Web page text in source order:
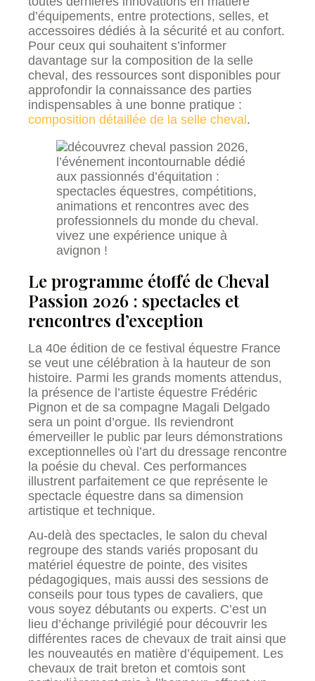
d’équipements, entre protections, selles, et
accessoires dédiés à la sécurité et au confort.
Pour ceux qui souhaitent s’informer
davantage sur la composition de la selle
cheval, des ressources sont disponibles pour
approfondir la connaissance des parties
indispensables à une bonne pratique :
composition détaillée de la selle cheval.
Le programme étoffé de Cheval
Passion 2026 : spectacles et
rencontres d’exception
La 40e édition de ce festival équestre France
se veut une célébration à la hauteur de son
histoire. Parmi les grands moments attendus,
la présence de l’artiste équestre Frédéric
Pignon et de sa compagne Magali Delgado
sera un point d’orgue. Ils reviendront
émerveiller le public par leurs démonstrations
exceptionnelles où l’art du dressage rencontre
la poésie du cheval. Ces performances
illustrent parfaitement ce que représente le
spectacle équestre dans sa dimension
artistique et technique.
Au-delà des spectacles, le salon du cheval
regroupe des stands variés proposant du
matériel équestre de pointe, des visites
pédagogiques, mais aussi des sessions de
conseils pour tous types de cavaliers, que
vous soyez débutants ou experts. C’est un
lieu d’échange privilégié pour découvrir les
différentes races de chevaux de trait ainsi que
les nouveautés en matière d’équipement. Les
chevaux de trait breton et comtois sont